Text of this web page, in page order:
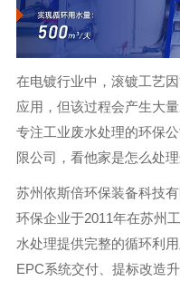
在电镀行业中，滚镀工艺
应用，但该过程会产生大
专注工业废水处理的环保
限公司，看他家是怎么处理
苏州依斯倍环保装备科技
环保企业于2011年在苏州
水处理提供完整的循环利
EPC系统交付、提标改造